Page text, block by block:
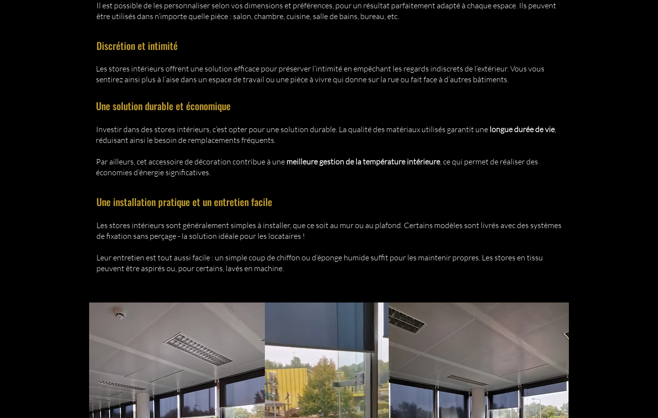
Il est possible de les personnaliser selon vos dimensions et préférences, pour un résultat parfaitement adapté à chaque espace. Ils peuvent
être utilisés dans n’importe quelle pièce : salon, chambre, cuisine, salle de bains, bureau, etc.
Discrétion et intimité
Les stores intérieurs offrent une solution efficace pour préserver l’intimité en empêchant les regards indiscrets de l’extérieur. Vous vous
sentirez ainsi plus à l’aise dans un espace de travail ou une pièce à vivre qui donne sur la rue ou fait face à d’autres bâtiments.
Une solution durable et économique
Investir dans des stores intérieurs, c’est opter pour une solution durable. La qualité des matériaux utilisés garantit une longue durée de vie,
réduisant ainsi le besoin de remplacements fréquents.
Par ailleurs, cet accessoire de décoration contribue à une meilleure gestion de la température intérieure, ce qui permet de réaliser des
économies d’énergie significatives.
Une installation pratique et un entretien facile
Les stores intérieurs sont généralement simples à installer, que ce soit au mur ou au plafond. Certains modèles sont livrés avec des systèmes
de fixation sans perçage - la solution idéale pour les locataires !
Leur entretien est tout aussi facile : un simple coup de chiffon ou d’éponge humide suffit pour les maintenir propres. Les stores en tissu
peuvent être aspirés ou, pour certains, lavés en machine.